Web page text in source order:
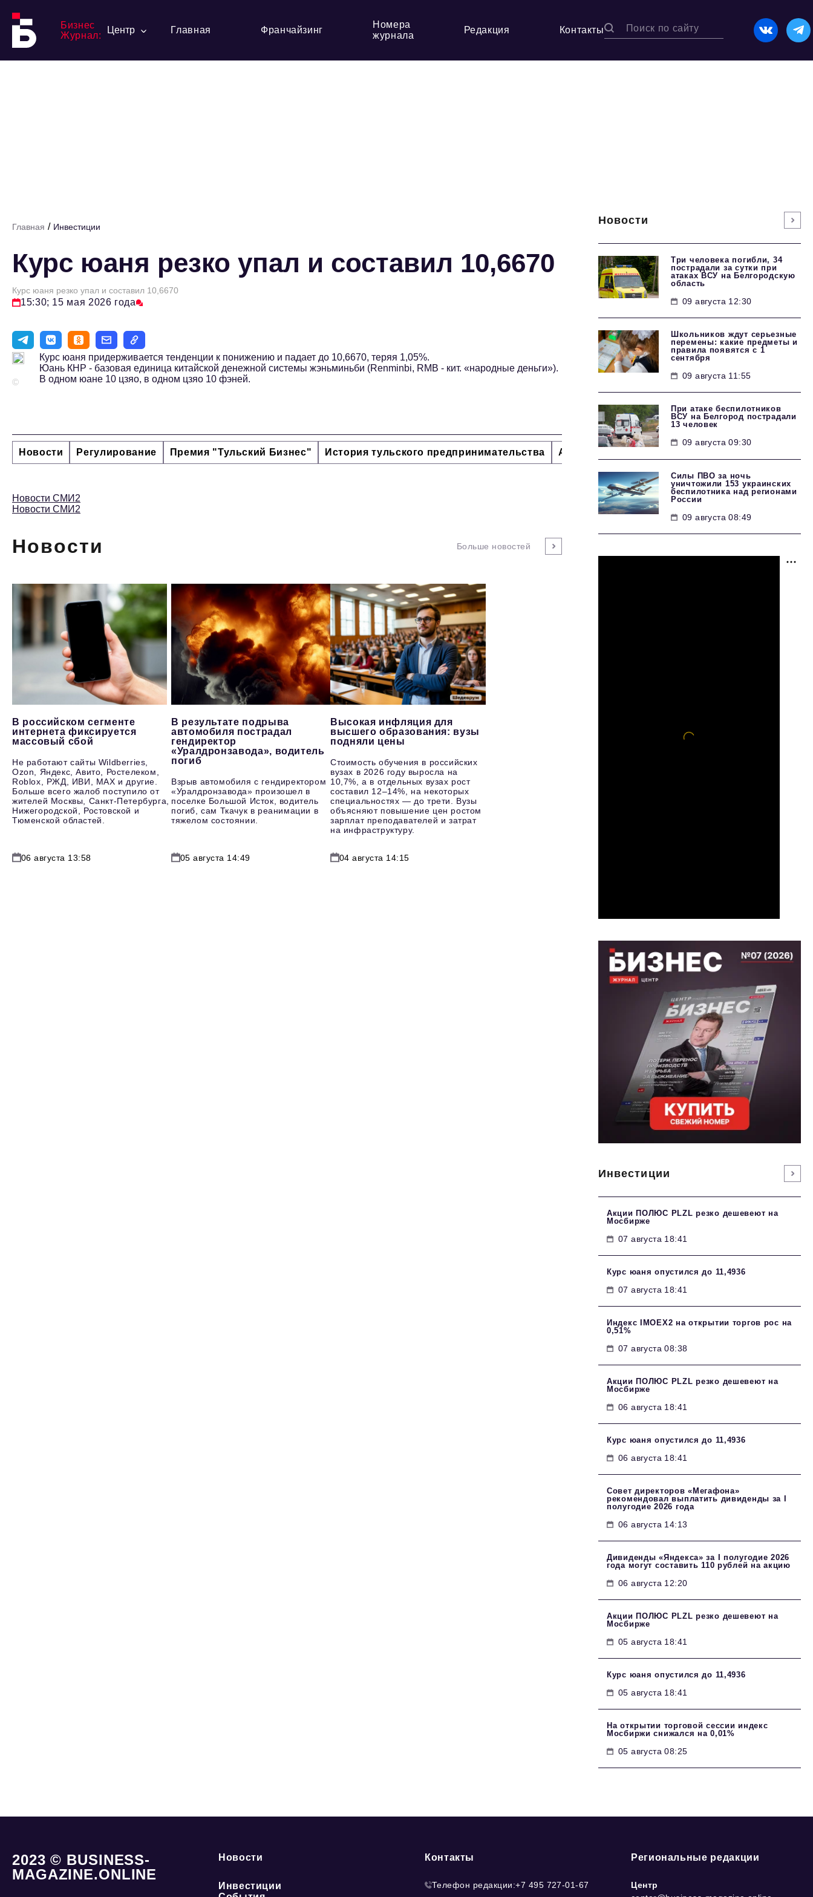
Бизнес
Журнал:
Центр Главная Франчайзинг
Номера
журнала
Редакция Контакты
Главная / Инвестиции
Курс юаня резко упал и составил 10,6670
Курс юаня резко упал и составил 10,6670
15:30; 15 мая 2026 года
©
Курс юаня придерживается тенденции к понижению и падает до 10,6670, теряя 1,05%.
Юань КНР - базовая единица китайской денежной системы жэньминьби (Renminbi, RMB - кит. «народные деньги»).
В одном юане 10 цзяо, в одном цзяо 10 фэней.
Новости Регулирование Премия "Тульский Бизнес" История тульского предпринимательства Альтернатива
Новости СМИ2
Новости СМИ2
Новости Больше новостей
В российском сегменте
интернета фиксируется
массовый сбой
Не работают сайты Wildberries,
Ozon, Яндекс, Авито, Ростелеком,
Roblox, РЖД, ИВИ, MAX и другие.
Больше всего жалоб поступило от
жителей Москвы, Санкт-Петербурга,
Нижегородской, Ростовской и
Тюменской областей.
06 августа 13:58
В результате подрыва
автомобиля пострадал
гендиректор
«Уралдронзавода», водитель
погиб
Взрыв автомобиля с гендиректором
«Уралдронзавода» произошел в
поселке Большой Исток, водитель
погиб, сам Ткачук в реанимации в
тяжелом состоянии.
05 августа 14:49
Высокая инфляция для
высшего образования: вузы
подняли цены
Стоимость обучения в российских
вузах в 2026 году выросла на
10,7%, а в отдельных вузах рост
составил 12–14%, на некоторых
специальностях — до трети. Вузы
объясняют повышение цен ростом
зарплат преподавателей и затрат
на инфраструктуру.
04 августа 14:15
Новости
Три человека погибли, 34
пострадали за сутки при
атаках ВСУ на Белгородскую
область
09 августа 12:30
Школьников ждут серьезные
перемены: какие предметы и
правила появятся с 1
сентября
09 августа 11:55
При атаке беспилотников
ВСУ на Белгород пострадали
13 человек
09 августа 09:30
Силы ПВО за ночь
уничтожили 153 украинских
беспилотника над регионами
России
09 августа 08:49
Инвестиции
Акции ПОЛЮС PLZL резко дешевеют на
Мосбирже
07 августа 18:41
Курс юаня опустился до 11,4936
07 августа 18:41
Индекс IMOEX2 на открытии торгов рос на
0,51%
07 августа 08:38
Акции ПОЛЮС PLZL резко дешевеют на
Мосбирже
06 августа 18:41
Курс юаня опустился до 11,4936
06 августа 18:41
Совет директоров «Мегафона»
рекомендовал выплатить дивиденды за I
полугодие 2026 года
06 августа 14:13
Дивиденды «Яндекса» за I полугодие 2026
года могут составить 110 рублей на акцию
06 августа 12:20
Акции ПОЛЮС PLZL резко дешевеют на
Мосбирже
05 августа 18:41
Курс юаня опустился до 11,4936
05 августа 18:41
На открытии торговой сессии индекс
Мосбиржи снижался на 0,01%
05 августа 08:25
2023 © BUSINESS-
MAGAZINE.ONLINE
Новости
Инвестиции
Контакты
Телефон редакции:+7 495 727-01-67
Региональные редакции
Центр